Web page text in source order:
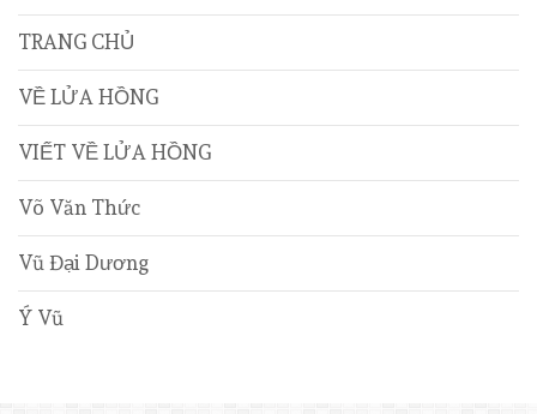
TRANG CHỦ
VỀ LỬA HỒNG
VIẾT VỀ LỬA HỒNG
Võ Văn Thức
Vũ Đại Dương
Ý Vũ